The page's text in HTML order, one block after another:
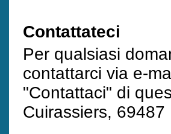
Contattateci
Per qualsiasi
contattarci via e-
"Contattaci" di
Cuirassiers,